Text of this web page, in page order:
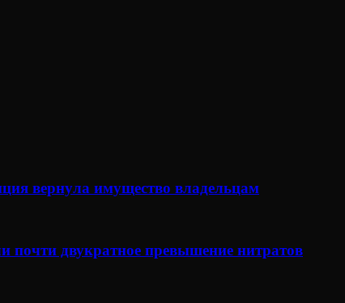
вернула имущество владельцам
почти двукратное превышение нитратов